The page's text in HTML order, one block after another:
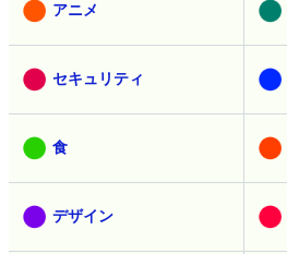
アニメ
セキュリティ
食
デザイン